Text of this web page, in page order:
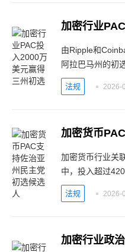
加密行业
由Ripple和
阿拉巴马州的初
法规 2026-
加密货币
加密货币行业关
中，投入超过
法规 2026-
加密行业政